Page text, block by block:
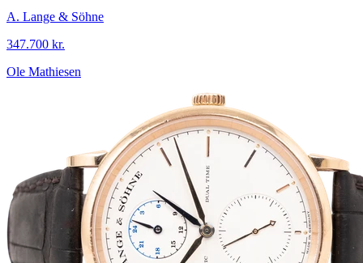
A. Lange & Söhne
347.700 kr.
Ole Mathiesen